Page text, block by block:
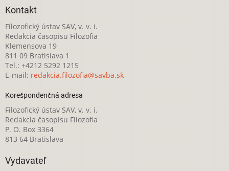
Kontakt
Filozofický ústav SAV, v. v. i.
Redakcia časopisu Filozofia
Klemensova 19
811 09 Bratislava 1
Tel.: +4212 5292 1215
E-mail: redakcia.filozofia@savba.sk
Korešpondenčná adresa
Filozofický ústav SAV, v. v. i.
Redakcia časopisu Filozofia
P. O. Box 3364
813 64 Bratislava
Vydavateľ